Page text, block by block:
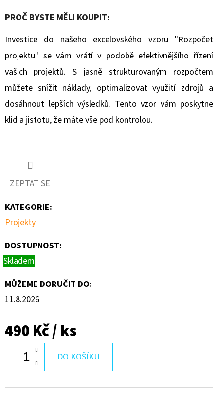
PROČ BYSTE MĚLI KOUPIT:
Investice do našeho excelovského vzoru "Rozpočet
projektu" se vám vrátí v podobě efektivnějšího řízení
vašich projektů. S jasně strukturovaným rozpočtem
můžete snížit náklady, optimalizovat využití zdrojů a
dosáhnout lepších výsledků. Tento vzor vám poskytne
klid a jistotu, že máte vše pod kontrolou.
ZEPTAT SE
KATEGORIE:
Projekty
DOSTUPNOST:
Skladem
MŮŽEME DORUČIT DO:
11.8.2026
490 Kč/ ks
DO KOŠÍKU